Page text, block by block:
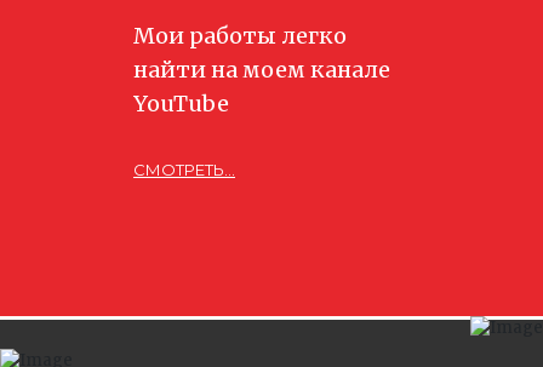
Мои работы легко
найти на моем канале
YouTube
СМОТРЕТЬ...